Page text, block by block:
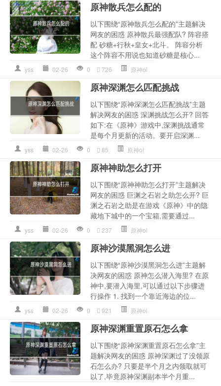
原神散兵怎么配的
以下围绕“原神散兵怎么配的”主题解决
网友的困惑 原神散兵最强配队? 阵容搭
配 砂糖+行秋+皇女+北斗。 阵容分析
这个阵容不用说也知道砂糖是核心...
yss 02-26 0 726 原神ol
原神深渊怎么匹配挑战
以下围绕“原神深渊怎么匹配挑战”主题
解决网友的困惑 深渊挑战怎么开? 回答
如下:在《原神》游戏中,深渊挑战通常
是每个月更新的活动。要开启深渊...
yss 02-26 0 85 原神ol
原神神助怎么打开
以下围绕“原神神助怎么打开”主题解决
网友的困惑 巨渊之石岩之助怎么开? 巨
渊之石岩之助是在游戏《原神》中的隐
藏地下城中的一个宝箱,需要通过...
yss 02-26 0 237 原神ol
原神沙漠黑洞怎么进
以下围绕“原神沙漠黑洞怎么进”主题解
决网友的困惑 原神怎么潜入海里? 在原
神中,要潜入海里,可以通过以下步骤进
行操作 1. 找到一个靠近海边的位...
yss 02-26 0 921 原神ol
原神深渊重置原石怎么拿
以下围绕“原神深渊重置原石怎么拿”主
题解决网友的困惑 原神深渊过了没领原
石怎么办? 只要是半个月之内领取就可
以了,毕竟原神深渊副本半个月重...